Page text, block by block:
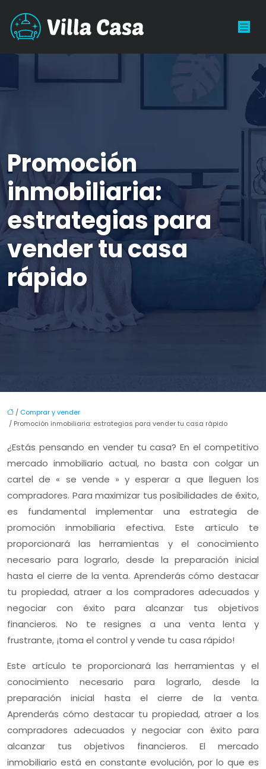
Promoción
inmobiliaria:
estrategias para
vender tu casa
rápido
/ Comprar y vender
/ Promoción inmobiliaria: estrategias para vender tu casa rápido
¿Estás pensando en vender tu casa? En el competitivo
mercado inmobiliario actual, no basta con colgar un
cartel de « se vende » y esperar a que lleguen los
compradores. Para maximizar tus posibilidades de éxito,
es fundamental implementar una estrategia de
promoción inmobiliaria efectiva. Este artículo te
proporcionará las herramientas y el conocimiento
necesario para lograrlo, desde la preparación inicial
hasta el cierre de la venta. Aprenderás cómo destacar
tu propiedad, atraer a los compradores adecuados y
negociar con éxito para alcanzar tus objetivos
financieros. No te resignes a una venta lenta y
frustrante, ¡toma el control y vende tu casa rápido!
Este artículo te proporcionará las herramientas y el
conocimiento necesario para lograrlo, desde la
preparación inicial hasta el cierre de la venta.
Aprenderás cómo destacar tu propiedad, atraer a los
compradores adecuados y negociar con éxito para
alcanzar tus objetivos financieros. El mercado
inmobiliario está en constante evolución, por lo que es